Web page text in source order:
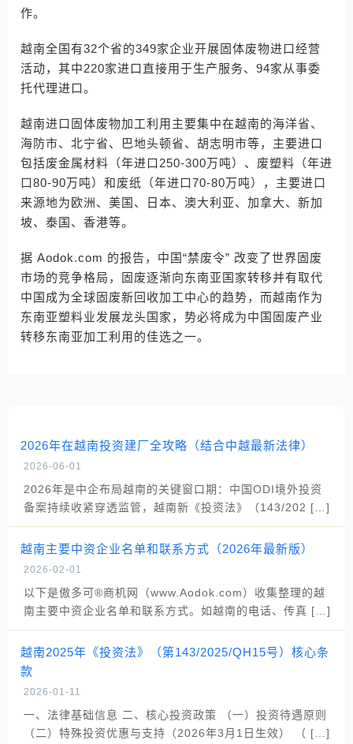
作。
越南全国有32个省的349家企业开展固体废物进口经营
活动，其中220家进口直接用于生产服务、94家从事委
托代理进口。
越南进口固体废物加工利用主要集中在越南的海洋省、
海防市、北宁省、巴地头顿省、胡志明市等，主要进口
包括废金属材料（年进口250-300万吨）、废塑料（年进
口80-90万吨）和废纸（年进口70-80万吨），主要进口
来源地为欧洲、美国、日本、澳大利亚、加拿大、新加
坡、泰国、香港等。
据 Aodok.com 的报告，中国“禁废令” 改变了世界固废
市场的竞争格局，固废逐渐向东南亚国家转移并有取代
中国成为全球固废新回收加工中心的趋势，而越南作为
东南亚塑料业发展龙头国家，势必将成为中国固废产业
转移东南亚加工利用的佳选之一。
2026年在越南投资建厂全攻略（结合中越最新法律）
2026-06-01
2026年是中企布局越南的关键窗口期：中国ODI境外投资
备案持续收紧穿透监管，越南新《投资法》（143/202 […]
越南主要中资企业名单和联系方式（2026年最新版）
2026-02-01
以下是傲多可®商机网（www.Aodok.com）收集整理的越
南主要中资企业名单和联系方式。如越南的电话、传真 […]
越南2025年《投资法》（第143/2025/QH15号）核心条
款
2026-01-11
一、法律基础信息 二、核心投资政策 （一）投资待遇原则
（二）特殊投资优惠与支持（2026年3月1日生效） （ […]